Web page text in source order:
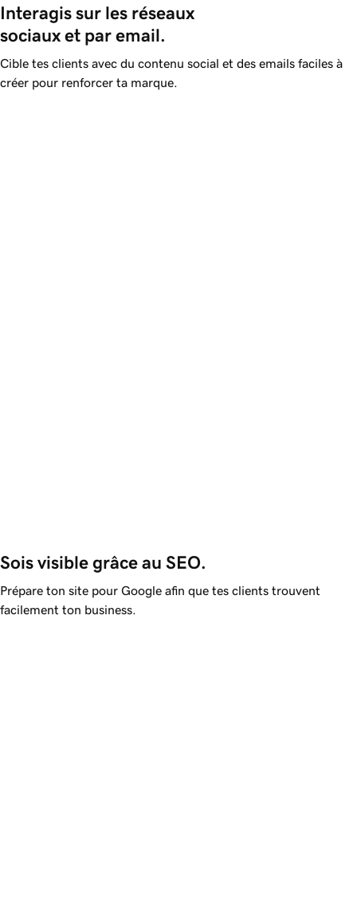
Interagis sur les réseaux
sociaux et par email.
Cible tes clients avec du contenu social et des emails faciles à
créer pour renforcer ta marque.
Sois visible grâce au SEO.
Prépare ton site pour Google afin que tes clients trouvent
facilement ton business.